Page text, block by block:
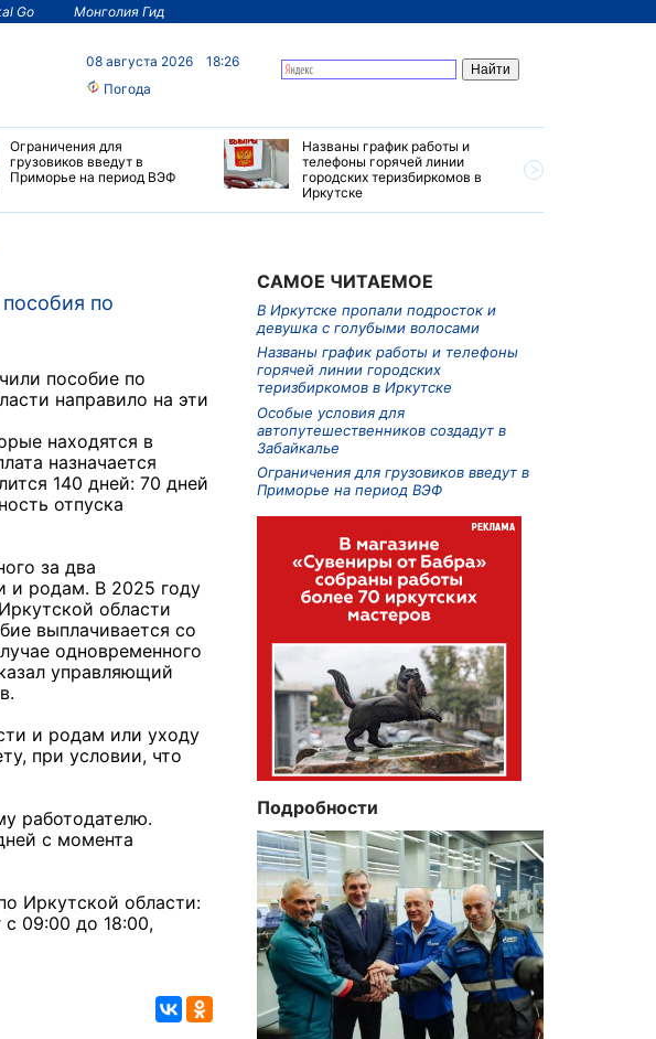
Go Монголия Гид
08 августа 2026
18:26
Погода
Ограничения для
грузовиков введут в
Приморье на период ВЭФ
Названы график работы и
телефоны горячей линии
городских теризбиркомов в
Иркутске
по
пособие по
направило на эти
находятся в
назначается
140 дней: 70 дней
отпуска
за два
и родам. В 2025 году
области
выплачивается со
одновременного
управляющий
и родам или уходу
при условии, что
работодателю.
с момента
Иркутской области:
с 09:00 до 18:00,
САМОЕ ЧИТАЕМОЕ
В Иркутске пропали подросток и
девушка с голубыми волосами
Названы график работы и телефоны
горячей линии городских
теризбиркомов в Иркутске
Особые условия для
автопутешественников создадут в
Забайкалье
Ограничения для грузовиков введут в
Приморье на период ВЭФ
Подробности